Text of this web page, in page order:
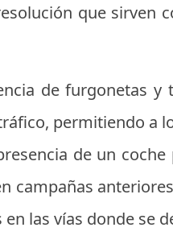
que sirven
de furgonetas y
permitiendo a
de un
campañas
las vías donde se